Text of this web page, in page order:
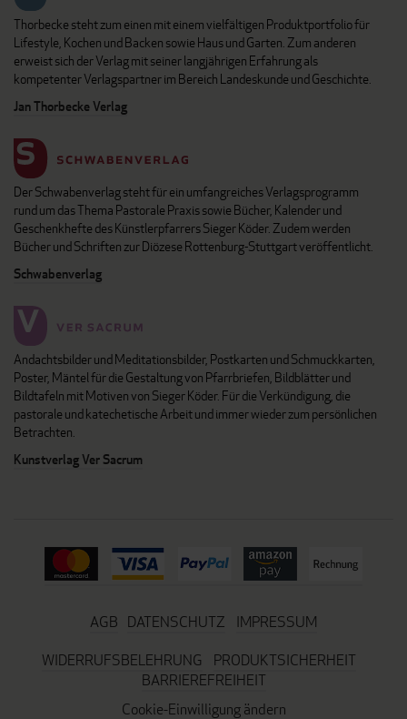
Thorbecke steht zum einen mit einem vielfältigen Produktportfolio für
Lifestyle, Kochen und Backen sowie Haus und Garten. Zum anderen
erweist sich der Verlag mit seiner langjährigen Erfahrung als
kompetenter Verlagspartner im Bereich Landeskunde und Geschichte.
Jan Thorbecke Verlag
Der Schwabenverlag steht für ein umfangreiches Verlagsprogramm
rund um das Thema Pastorale Praxis sowie Bücher, Kalender und
Geschenkhefte des Künstlerpfarrers Sieger Köder. Zudem werden
Bücher und Schriften zur Diözese Rottenburg-Stuttgart veröffentlicht.
Schwabenverlag
Andachtsbilder und Meditationsbilder, Postkarten und Schmuckkarten,
Poster, Mäntel für die Gestaltung von Pfarrbriefen, Bildblätter und
Bildtafeln mit Motiven von Sieger Köder. Für die Verkündigung, die
pastorale und katechetische Arbeit und immer wieder zum persönlichen
Betrachten.
Kunstverlag Ver Sacrum
AGB DATENSCHUTZ
IMPRESSUM
WIDERRUFSBELEHRUNG
PRODUKTSICHERHEIT
BARRIEREFREIHEIT
Cookie-Einwilligung ändern